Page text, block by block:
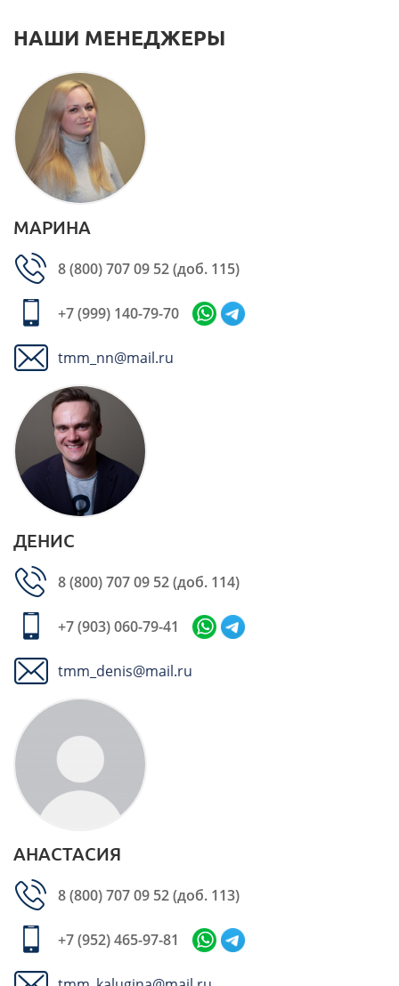
НАШИ МЕНЕДЖЕРЫ
МАРИНА
8 (800) 707 09 52(доб. 115)
+7 (999) 140-79-70
tmm_nn@mail.ru
ДЕНИС
8 (800) 707 09 52(доб. 114)
+7 (903) 060-79-41
tmm_denis@mail.ru
АНАСТАСИЯ
8 (800) 707 09 52(доб. 113)
+7 (952) 465-97-81